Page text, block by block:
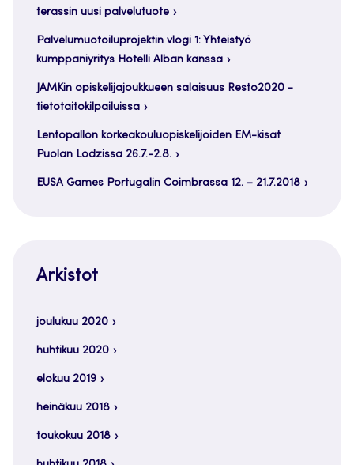
terassin uusi palvelutuote
Palvelumuotoiluprojektin vlogi 1: Yhteistyö
kumppaniyritys Hotelli Alban kanssa
JAMKin opiskelijajoukkueen salaisuus Resto2020 -
tietotaitokilpailuissa
Lentopallon korkeakouluopiskelijoiden EM-kisat
Puolan Lodzissa 26.7.-2.8.
EUSA Games Portugalin Coimbrassa 12. – 21.7.2018
Arkistot
joulukuu 2020
huhtikuu 2020
elokuu 2019
heinäkuu 2018
toukokuu 2018